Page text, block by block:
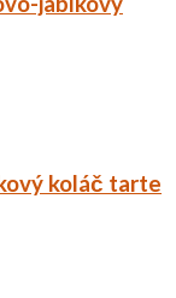
koláč tarte